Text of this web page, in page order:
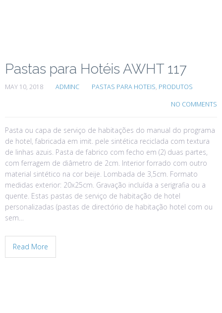
Pastas para Hotéis AWHT 117
MAY 10, 2018 ADMINC PASTAS PARA HOTEIS, PRODUTOS
NO COMMENTS
Pasta ou capa de serviço de habitações do manual do programa
de hotel, fabricada em imit. pele sintética reciclada com textura
de linhas azuis. Pasta de fabrico com fecho em (2) duas partes,
com ferragem de diâmetro de 2cm. Interior forrado com outro
material sintético na cor beije. Lombada de 3,5cm. Formato
medidas exterior: 20x25cm. Gravação incluída a serigrafia ou a
quente. Estas pastas de serviço de habitação de hotel
personalizadas (pastas de directório de habitação hotel com ou
sem…
Read More